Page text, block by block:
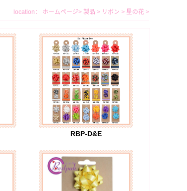
location： ホームページ> 製品 > リボン > 星の花 >
RBP-D&E